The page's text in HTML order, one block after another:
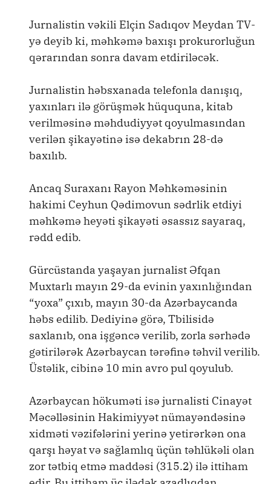
Jurnalistin vəkili Elçin Sadıqov Meydan TV-
yə deyib ki, məhkəmə baxışı prokurorluğun
qərarından sonra davam etdiriləcək.
Jurnalistin həbsxanada telefonla danışıq,
yaxınları ilə görüşmək hüququna, kitab
verilməsinə məhdudiyyət qoyulmasından
verilən şikayətinə isə dekabrın 28-də
baxılıb.
Ancaq Suraxanı Rayon Məhkəməsinin
hakimi Ceyhun Qədimovun sədrlik etdiyi
məhkəmə heyəti şikayəti əsassız sayaraq,
rədd edib.
Gürcüstanda yaşayan jurnalist Əfqan
Muxtarlı mayın 29-da evinin yaxınlığından
“yoxa” çıxıb, mayın 30-da Azərbaycanda
həbs edilib. Dediyinə görə, Tbilisidə
saxlanıb, ona işgəncə verilib, zorla sərhədə
gətirilərək Azərbaycan tərəfinə təhvil verilib.
Üstəlik, cibinə 10 min avro pul qoyulub.
Azərbaycan hökuməti isə jurnalisti Cinayət
Məcəlləsinin Hakimiyyət nümayəndəsinə
xidməti vəzifələrini yerinə yetirərkən ona
qarşı həyat və sağlamlıq üçün təhlükəli olan
zor tətbiq etmə maddəsi (315.2) ilə ittiham